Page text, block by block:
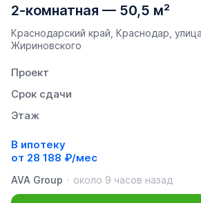
2-комнатная — 50,5 м²
Краснодарский край, Краснодар,
Жириновского
Проект
Срок сдачи
Этаж
В ипотеку
от 28 188 ₽/мес
AVA Group
около 9 часов назад